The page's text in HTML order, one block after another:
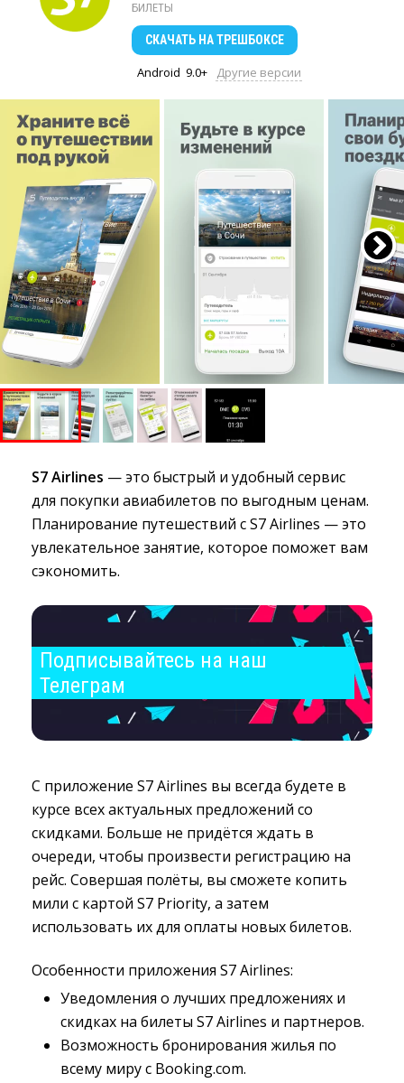
БИЛЕТЫ
СКАЧАТЬ НА ТРЕШБОКСЕ
Android 9.0+ Другие версии
S7 Airlines — это быстрый и удобный сервис
для покупки авиабилетов по выгодным ценам.
Планирование путешествий с S7 Airlines — это
увлекательное занятие, которое поможет вам
сэкономить.
Подписывайтесь на наш
Телеграм
С приложение S7 Airlines вы всегда будете в
курсе всех актуальных предложений со
скидками. Больше не придётся ждать в
очереди, чтобы произвести регистрацию на
рейс. Совершая полёты, вы сможете копить
мили с картой S7 Priority, а затем
использовать их для оплаты новых билетов.
Особенности приложения S7 Airlines:
Уведомления о лучших предложениях и
скидках на билеты S7 Airlines и партнеров.
Возможность бронирования жилья по
всему миру с Booking.com.